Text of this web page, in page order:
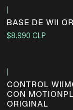
BASE DE WII
$8.990 CLP
CONTROL
CON
ORIGINAL